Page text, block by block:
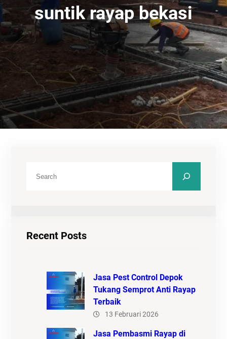
suntik rayap bekasi
Recent Posts
Jasa Pest Control Depok
Tukang Semprot Anti Rayap
Terbaik
13 Februari 2026
Jasa Pembasmi Rayap di